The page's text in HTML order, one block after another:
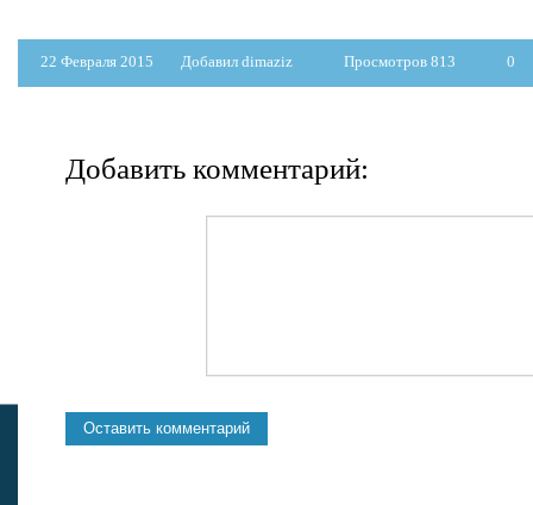
22 Февраля 2015 Добавил dimaziz Просмотров 813 0
Добавить комментарий: